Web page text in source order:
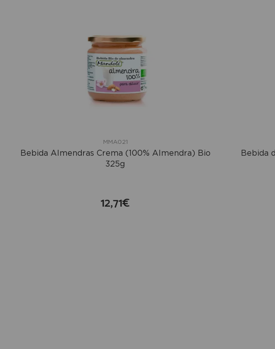
MMA021
Bebida Almendras Crema (100% Almendra) Bio
325g
12,71€
Bebida